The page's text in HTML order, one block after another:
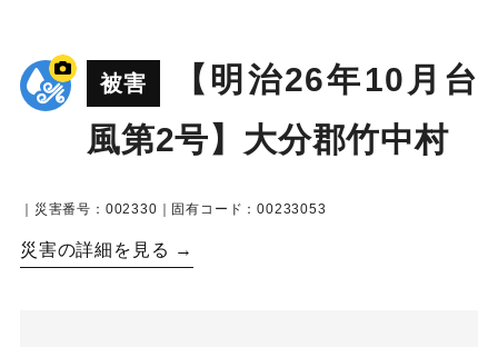
被害
【明治26年10月台
風第2号】大分郡竹中村
｜災害番号：002330｜固有コード：00233053
災害の詳細を見る →